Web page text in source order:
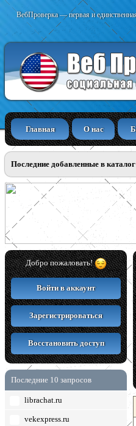
ВебПроверка — первая и
Главная О нас
Последние добавленные в
Добро пожаловать!
Войти в аккаунт
Зарегистрироваться
Восстановить доступ
Последние 10 запросов
librachat.ru
vekexpress.ru